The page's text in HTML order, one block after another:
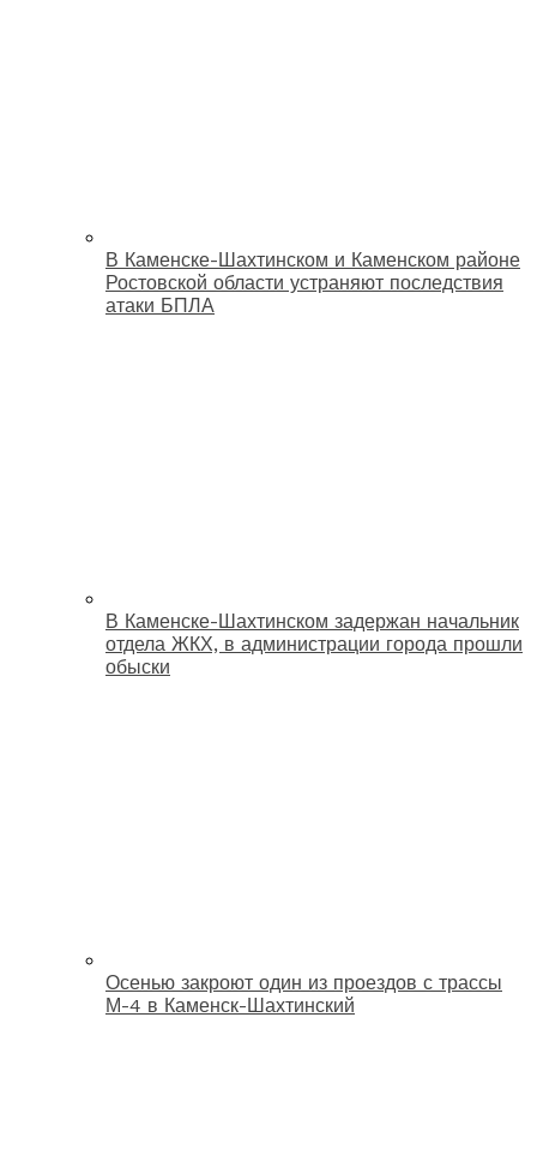
В Каменске-Шахтинском и Каменском районе
Ростовской области устраняют последствия
атаки БПЛА
В Каменске-Шахтинском задержан начальник
отдела ЖКХ, в администрации города прошли
обыски
Осенью закроют один из проездов с трассы
М-4 в Каменск-Шахтинский